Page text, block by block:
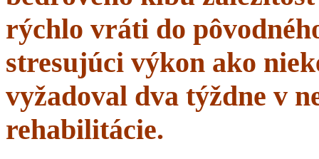
rýchlo vráti do
stresujúci výkon ako
vyžadoval dva týždne v
rehabilitácie.